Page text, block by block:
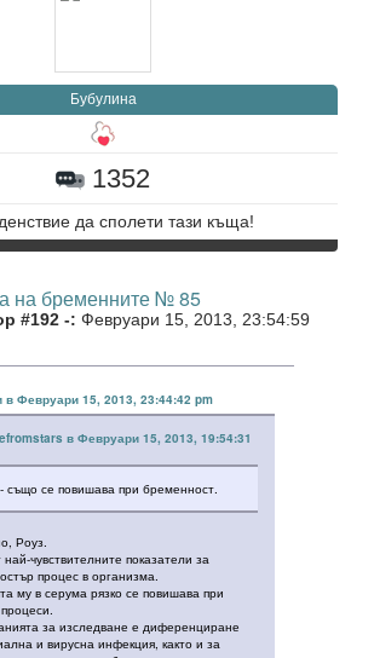
Бубулина
1352
да сполети тази къща!
на бременните № 85
#192 -: Февруари 15, 2013, 23:54:59
в Февруари 15, 2013, 23:44:42 pm
в Февруари 15, 2013, 19:54:31
също се повишава при бременност.
Роуз.
чувствителните показатели за
процес в организма.
му в серума рязко се повишава при
за изследване е диференциране
и вирусна инфекция, както и за